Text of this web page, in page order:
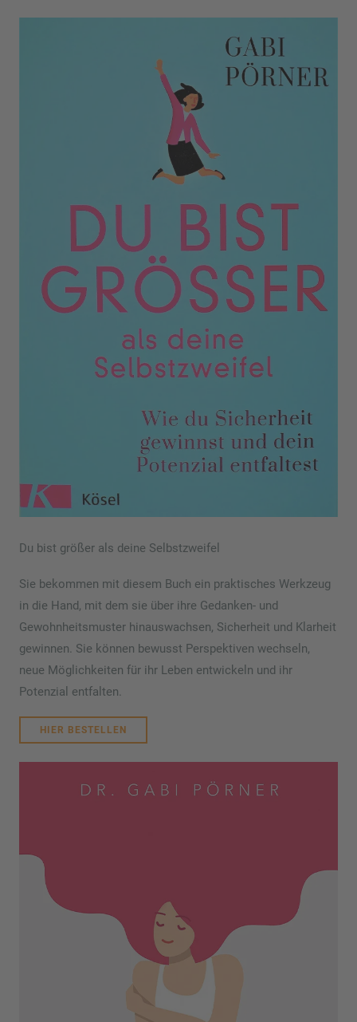
Du bist größer als deine Selbstzweifel
Sie bekommen mit diesem Buch ein praktisches Werkzeug
in die Hand, mit dem sie über ihre Gedanken- und
Gewohnheitsmuster hinauswachsen, Sicherheit und Klarheit
gewinnen. Sie können bewusst Perspektiven wechseln,
neue Möglichkeiten für ihr Leben entwickeln und ihr
Potenzial entfalten.
HIER BESTELLEN